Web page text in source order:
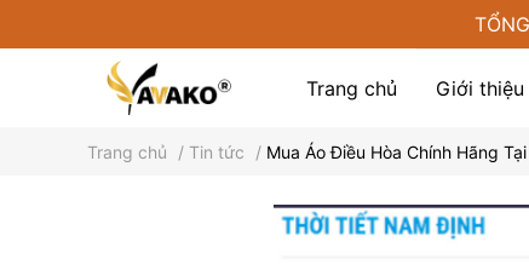
Trang chủ Giới thiệu
Phụ kiện tại Yamako
Trang chủ / Tin tức / Mua Áo Điều Hòa Chính Hãng